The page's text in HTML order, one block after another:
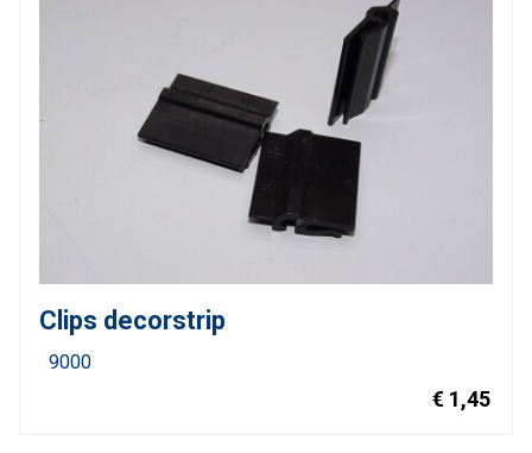
Clips decorstrip
9000
€ 1,45